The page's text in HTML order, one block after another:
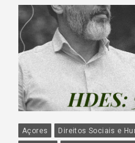
Açores Direitos Sociais e